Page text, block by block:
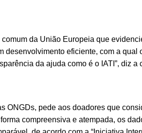
da União Europeia que
desenvolvimento eficiente, com a
da ajuda como é o IATI”, diz
ONGDs, pede aos doadores que
compreensiva e atempada, os